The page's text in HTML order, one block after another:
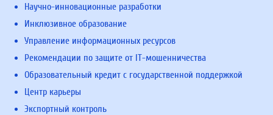
Научно-инновационные разработки
Инклюзивное образование
Управление информационных ресурсов
Рекомендации по защите от IT-мошенничества
Образовательный кредит с государственной поддержкой
Центр карьеры
Экспортный контроль